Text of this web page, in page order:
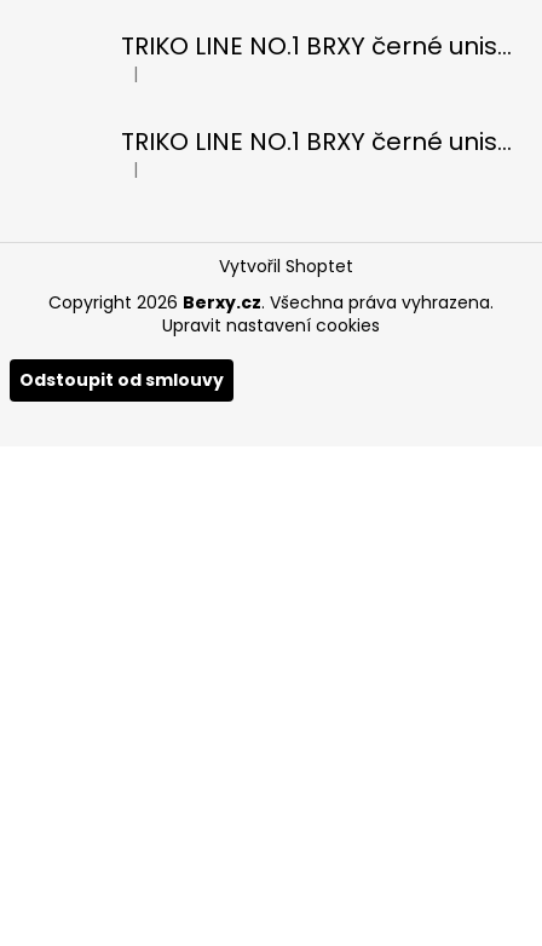
TRIKO LINE NO.1 BRXY černé unisex OVERSIZE
Hodnocení produktu je 5 z 5 hvězdiček.
|
TRIKO LINE NO.1 BRXY černé unisex OVERSIZE
Hodnocení produktu je 5 z 5 hvězdiček.
|
Vytvořil Shoptet
Copyright 2026 Berxy.cz. Všechna práva vyhrazena.
Upravit nastavení cookies
Odstoupit od smlouvy